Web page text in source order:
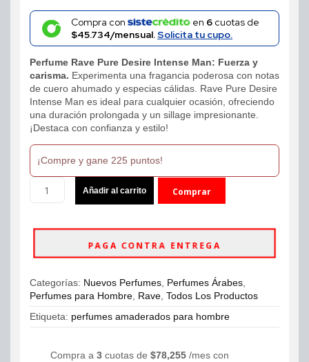
Compra con en 6cuotas de
$45.734/mensual.Solicita tu cupo.
Perfume Rave Pure Desire Intense Man: Fuerza y
carisma. Experimenta una fragancia poderosa con notas
de cuero ahumado y especias cálidas. Rave Pure Desire
Intense Man es ideal para cualquier ocasión, ofreciendo
una duración prolongada y un sillage impresionante.
¡Destaca con confianza y estilo!
¡Compre y gane 225 puntos!
Rave
EDP
Hombre
cantidad
Añadir al carrito Comprar
PAGA CONTRA ENTREGA
Categorías: Nuevos Perfumes, Perfumes Árabes,
Perfumes para Hombre, Rave, Todos Los Productos
Etiqueta: perfumes amaderados para hombre
Compra a 3 cuotas de $78,255 /mes con